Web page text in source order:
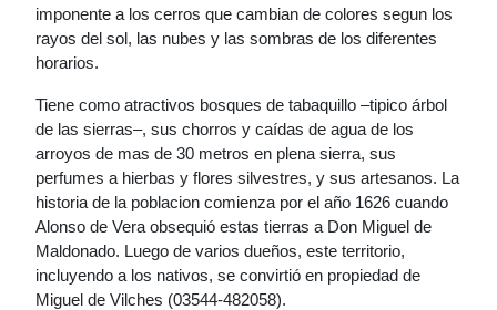
imponente a los cerros que cambian de colores segun los
rayos del sol, las nubes y las sombras de los diferentes
horarios.
Tiene como atractivos bosques de tabaquillo –tipico árbol
de las sierras–, sus chorros y caídas de agua de los
arroyos de mas de 30 metros en plena sierra, sus
perfumes a hierbas y flores silvestres, y sus artesanos. La
historia de la poblacion comienza por el año 1626 cuando
Alonso de Vera obsequió estas tierras a Don Miguel de
Maldonado. Luego de varios dueños, este territorio,
incluyendo a los nativos, se convirtió en propiedad de
Miguel de Vilches (03544-482058).